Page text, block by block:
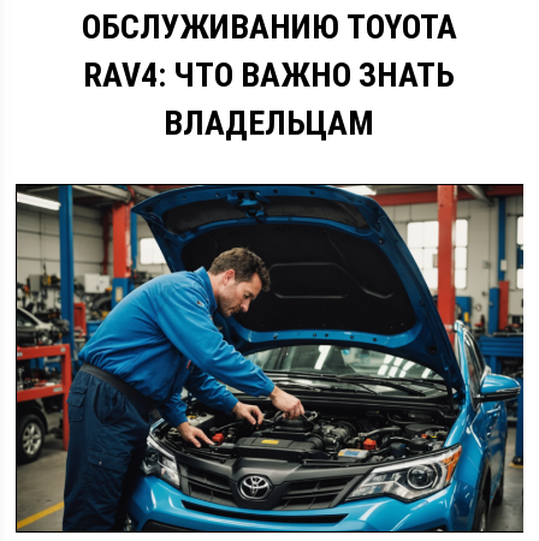
ОБСЛУЖИВАНИЮ TOYOTA
RAV4: ЧТО ВАЖНО ЗНАТЬ
ВЛАДЕЛЬЦАМ